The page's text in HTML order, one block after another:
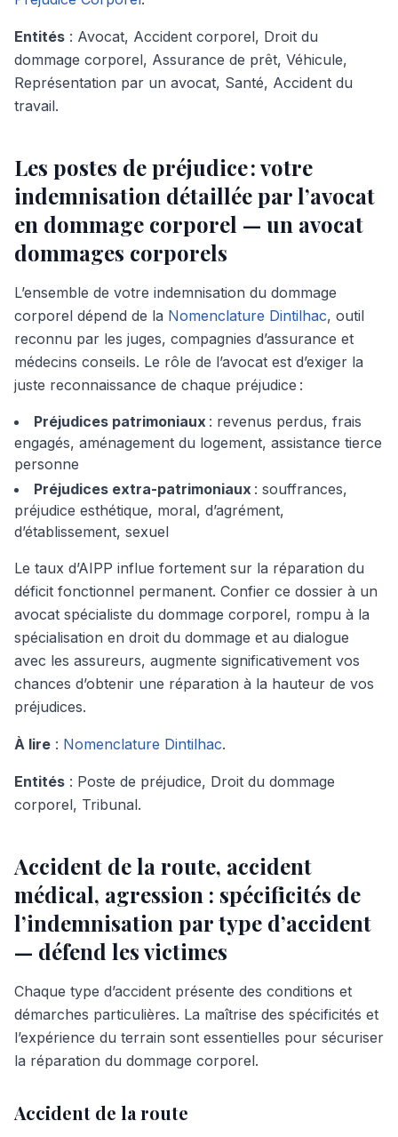
Entités : Avocat, Accident corporel, Droit du
dommage corporel, Assurance de prêt, Véhicule,
Représentation par un avocat, Santé, Accident du
travail.
Les postes de préjudice : votre
indemnisation détaillée par l’avocat
en dommage corporel — un avocat
dommages corporels
L’ensemble de votre indemnisation du dommage
corporel dépend de la Nomenclature Dintilhac, outil
reconnu par les juges, compagnies d’assurance et
médecins conseils. Le rôle de l’avocat est d’exiger la
juste reconnaissance de chaque préjudice :
Préjudices patrimoniaux : revenus perdus, frais
engagés, aménagement du logement, assistance tierce
personne
Préjudices extra-patrimoniaux : souffrances,
préjudice esthétique, moral, d’agrément,
d’établissement, sexuel
Le taux d’AIPP influe fortement sur la réparation du
déficit fonctionnel permanent. Confier ce dossier à un
avocat spécialiste du dommage corporel, rompu à la
spécialisation en droit du dommage et au dialogue
avec les assureurs, augmente significativement vos
chances d’obtenir une réparation à la hauteur de vos
préjudices.
À lire : Nomenclature Dintilhac.
Entités : Poste de préjudice, Droit du dommage
corporel, Tribunal.
Accident de la route, accident
médical, agression : spécificités de
l’indemnisation par type d’accident
— défend les victimes
Chaque type d’accident présente des conditions et
démarches particulières. La maîtrise des spécificités et
l’expérience du terrain sont essentielles pour sécuriser
la réparation du dommage corporel.
Accident de la route